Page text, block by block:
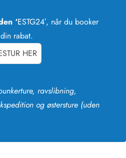
‘ESTG24′, når du booker
rabat.
HER
ravslibning,
og østersture (uden